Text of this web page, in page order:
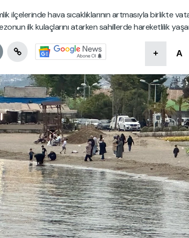
ilçelerinde hava sıcaklıklarının artmasıyla birlikte
ilk kulaçlarını atarken sahillerde hareketlilik
+ A